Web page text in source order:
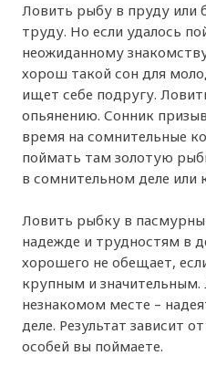
Ловить рыбу в пруду или
труду. Но если удалось
неожиданному
хорош такой сон для
ищет себе подругу.
опьянению. Сонник
время на сомнительные
поймать там золотую
в сомнительном деле или
Ловить рыбку в
надежде и трудностям в
хорошего не обещает,
крупным и
незнакомом месте –
деле. Результат зависит
особей вы поймаете.